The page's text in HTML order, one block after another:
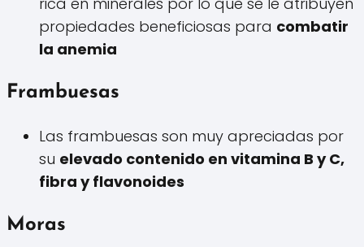
propiedades beneficiosas para combatir
la anemia
Frambuesas
Las frambuesas son muy apreciadas por
su elevado contenido en vitamina B y C,
fibra y flavonoides
Moras